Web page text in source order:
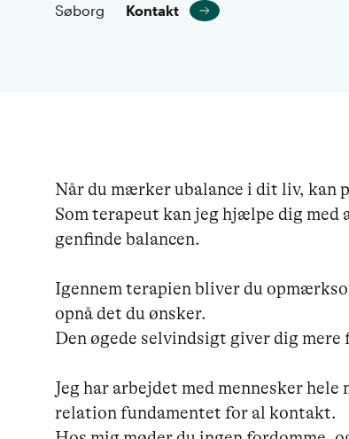
Søborg Kontakt
Når du mærker ubalance i dit liv, kan
Som terapeut kan jeg hjælpe dig med
genfinde balancen.
Igennem terapien bliver du
opnå det du ønsker.
Den øgede selvindsigt giver dig
Jeg har arbejdet med mennesker
relation fundamentet for al kontakt.